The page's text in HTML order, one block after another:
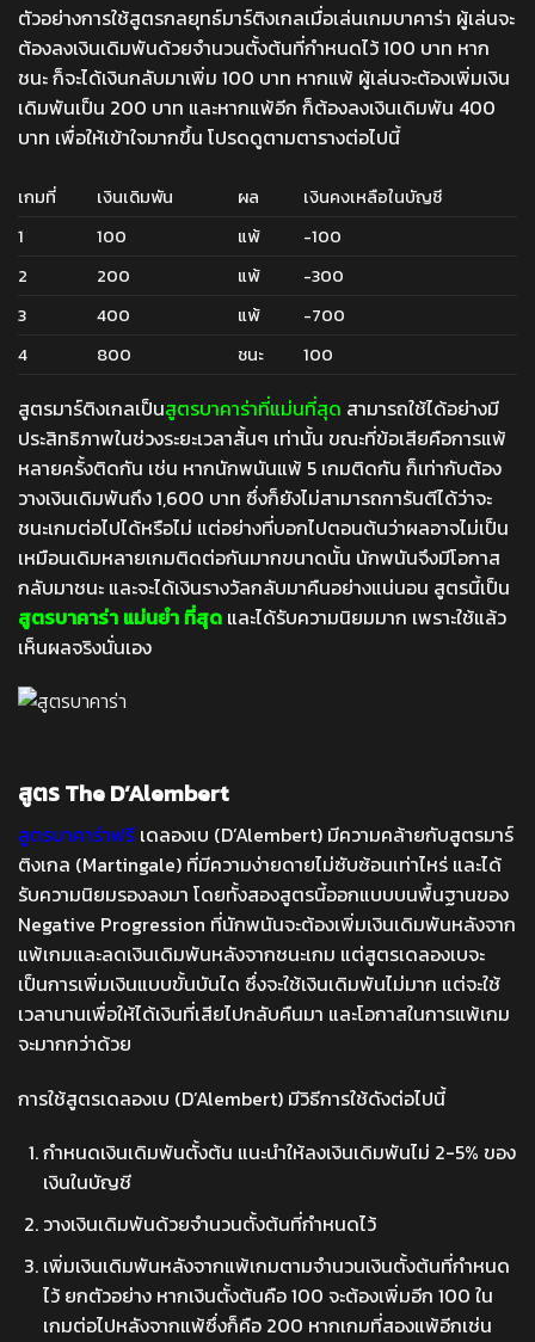
ตัวอย่างการใช้สูตรกลยุทธ์มาร์ติงเกลเมื่อเล่นเกมบาคาร่า ผู้เล่นจะ
ต้องลงเงินเดิมพันด้วยจำนวนตั้งต้นที่กำหนดไว้ 100 บาท หาก
ชนะ ก็จะได้เงินกลับมาเพิ่ม 100 บาท หากแพ้ ผู้เล่นจะต้องเพิ่มเงิน
เดิมพันเป็น 200 บาท และหากแพ้อีก ก็ต้องลงเงินเดิมพัน 400
บาท เพื่อให้เข้าใจมากขึ้น โปรดดูตามตารางต่อไปนี้
เกมที่ เงินเดิมพัน ผล
เงินคงเหลือในบัญชี
1
100 แพ้
-100
2
200 แพ้
-300
3
400 แพ้
-700
4
800 ชนะ 100
สูตรมาร์ติงเกลเป็นสูตรบาคาร่าที่แม่นที่สุด สามารถใช้ได้อย่างมี
ประสิทธิภาพในช่วงระยะเวลาสั้นๆ เท่านั้น ขณะที่ข้อเสียคือการแพ้
หลายครั้งติดกัน เช่น หากนักพนันแพ้ 5 เกมติดกัน ก็เท่ากับต้อง
วางเงินเดิมพันถึง 1,600 บาท ซึ่งก็ยังไม่สามารถการันตีได้ว่าจะ
ชนะเกมต่อไปได้หรือไม่ แต่อย่างที่บอกไปตอนต้นว่าผลอาจไม่เป็น
เหมือนเดิมหลายเกมติดต่อกันมากขนาดนั้น นักพนันจึงมีโอกาส
กลับมาชนะ และจะได้เงินรางวัลกลับมาคืนอย่างแน่นอน สูตรนี้เป็น
สูตรบาคาร่า แม่นยำ ที่สุด และได้รับความนิยมมาก เพราะใช้แล้ว
เห็นผลจริงนั่นเอง
สูตร The D’Alembert
สูตรบาคาร่าฟรี เดลองเบ (D’Alembert) มีความคล้ายกับสูตรมาร์
ติงเกล (Martingale) ที่มีความง่ายดายไม่ซับซ้อนเท่าไหร่ และได้
รับความนิยมรองลงมา โดยทั้งสองสูตรนี้ออกแบบบนพื้นฐานของ
Negative Progression ที่นักพนันจะต้องเพิ่มเงินเดิมพันหลังจาก
แพ้เกมและลดเงินเดิมพันหลังจากชนะเกม แต่สูตรเดลองเบจะ
เป็นการเพิ่มเงินแบบขั้นบันได ซึ่งจะใช้เงินเดิมพันไม่มาก แต่จะใช้
เวลานานเพื่อให้ได้เงินที่เสียไปกลับคืนมา และโอกาสในการแพ้เกม
จะมากกว่าด้วย
การใช้สูตรเดลองเบ (D’Alembert) มีวิธีการใช้ดังต่อไปนี้
กำหนดเงินเดิมพันตั้งต้น แนะนำให้ลงเงินเดิมพันไม่ 2-5% ของ
เงินในบัญชี
วางเงินเดิมพันด้วยจำนวนตั้งต้นที่กำหนดไว้
เพิ่มเงินเดิมพันหลังจากแพ้เกมตามจำนวนเงินตั้งต้นที่กำหนด
ไว้ ยกตัวอย่าง หากเงินตั้งต้นคือ 100 จะต้องเพิ่มอีก 100 ใน
เกมต่อไปหลังจากแพ้ซึ่งก็คือ 200 หากเกมที่สองแพ้อีกเช่น